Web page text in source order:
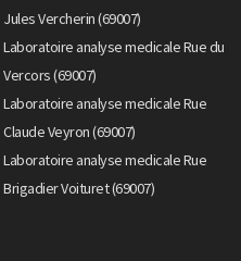
Jules Vercherin (69007)
Laboratoire analyse medicale Rue du
Vercors (69007)
Laboratoire analyse medicale Rue
Claude Veyron (69007)
Laboratoire analyse medicale Rue
Brigadier Voituret (69007)